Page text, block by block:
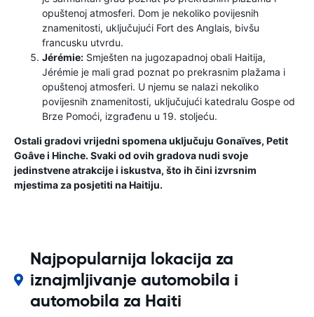
opuštenoj atmosferi. Dom je nekoliko povijesnih
znamenitosti, uključujući Fort des Anglais, bivšu
francusku utvrdu.
Jérémie: Smješten na jugozapadnoj obali Haitija,
Jérémie je mali grad poznat po prekrasnim plažama i
opuštenoj atmosferi. U njemu se nalazi nekoliko
povijesnih znamenitosti, uključujući katedralu Gospe od
Brze Pomoći, izgrađenu u 19. stoljeću.
Ostali gradovi vrijedni spomena uključuju Gonaïves, Petit
Goâve i Hinche. Svaki od ovih gradova nudi svoje
jedinstvene atrakcije i iskustva, što ih čini izvrsnim
mjestima za posjetiti na Haitiju.
Najpopularnija lokacija za
iznajmljivanje automobila i
automobila za Haiti